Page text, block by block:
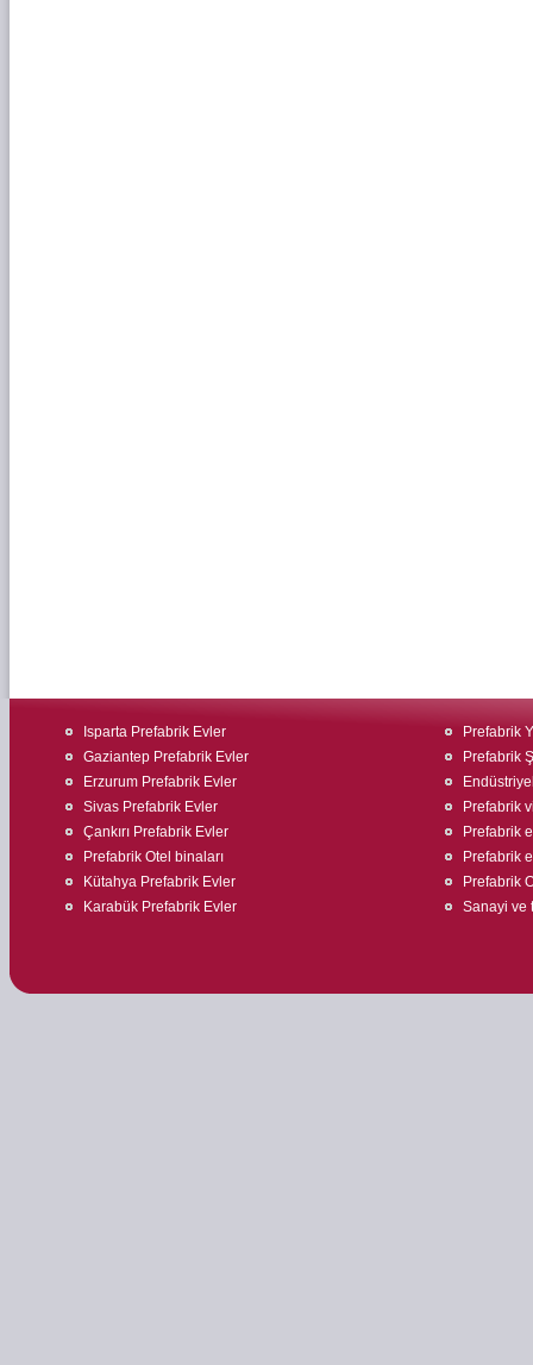
Isparta Prefabrik Evler
Gaziantep Prefabrik Evler
Erzurum Prefabrik Evler
Sivas Prefabrik Evler
Çankırı Prefabrik Evler
Prefabrik Otel binaları
Kütahya Prefabrik Evler
Karabük Prefabrik Evler
Prefabrik
Prefabrik
Prefabrik
Prefabrik
Prefabrik
Prefabrik
Sanayi ve